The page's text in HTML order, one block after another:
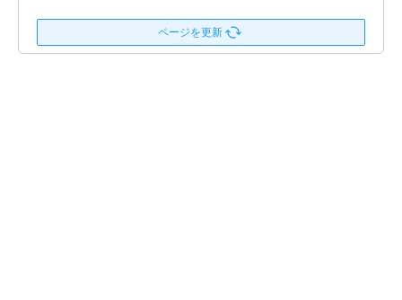
ページを更新